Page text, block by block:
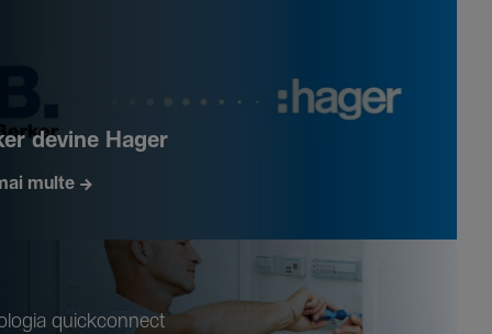
devine Hager
multe
quickconnect